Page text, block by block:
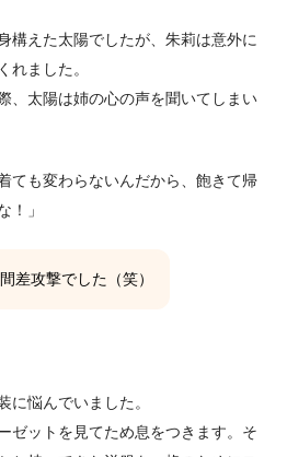
構えた太陽でしたが、朱莉は意外に
れました。
、太陽は姉の心の声を聞いてしまい
ても変わらないんだから、飽きて帰
！」
差攻撃でした（笑）
に悩んでいました。
ゼットを見てため息をつきます。そ